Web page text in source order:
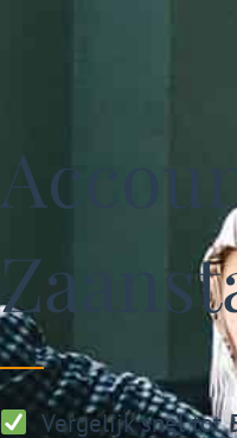
Vergelijk snel tot